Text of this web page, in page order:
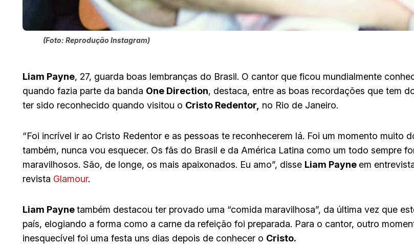
(Foto: Reprodução Instagram)
Liam Payne, 27, guarda boas lembranças do Brasil. O cantor que ficou mundialmente
quando fazia parte da banda One Direction, destaca, entre as boas recordações que tem
ter sido reconhecido quando visitou o Cristo Redentor, no Rio de Janeiro.
“Foi incrível ir ao Cristo Redentor e as pessoas te reconhecerem lá. Foi um momento muito
também, nunca vou esquecer. Os fãs do Brasil e da América Latina como um todo sempre
maravilhosos. São, de longe, os mais apaixonados. Eu amo”, disse Liam Payne em
revista Glamour.
Liam Paynetambém destacou ter provado uma “comida maravilhosa”, da última vez que
país, elogiando a forma como a carne da refeição foi preparada. Para o cantor, outro
inesquecível foi uma festa uns dias depois de conhecer o Cristo.